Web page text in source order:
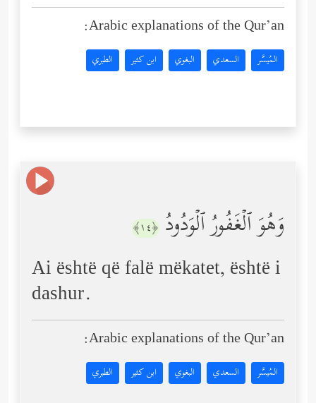
Arabic explanations of the Qur’an:
المُيسَّر السعدي البغوي ابن كثير الطبري
وَهُوَ ٱلۡغَفُورُ ٱلۡوَدُودُ ﴿١٤﴾
Ai është që falë mëkatet, është i
dashur.
Arabic explanations of the Qur’an:
المُيسَّر السعدي البغوي ابن كثير الطبري